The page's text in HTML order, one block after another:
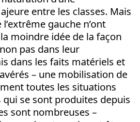
entre les classes. Mais
gauche n’ont
moindre idée de la façon
pas dans leur
dans les faits matériels et
– une mobilisation de
toutes les situations
se sont produites depuis
sont nombreuses –